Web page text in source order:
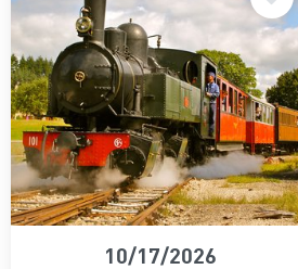
10/17/2026